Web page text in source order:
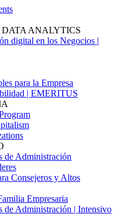
ANALYTICS
digital en los Negocios |
para la Empresa
| EMERITUS
de Administración
Consejeros y Altos
Empresaria
de Administración | Intensivo